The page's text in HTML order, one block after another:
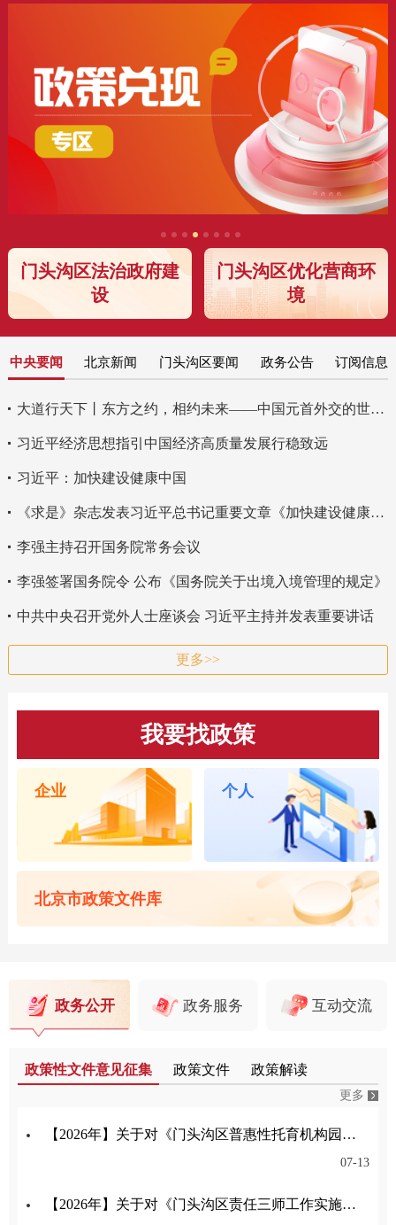
门头沟区法治政府建
设
门头沟区优化营商环
境
中央要闻 北京新闻 门头沟区要闻 政务公告 订阅信息
大道行天下丨东方之约，相约未来——中国元首外交的世界情怀与大国气派
习近平经济思想指引中国经济高质量发展行稳致远
习近平：加快建设健康中国
《求是》杂志发表习近平总书记重要文章《加快建设健康中国》
李强主持召开国务院常务会议
李强签署国务院令 公布《国务院关于出境入境管理的规定》
中共中央召开党外人士座谈会 习近平主持并发表重要讲话
更多>>
我要找政策
企业 个人
北京市政策文件库
政务公开 政务服务 互动交流
政策性文件意见征集 政策文件 政策解读
更多
【2026年】关于对《门头沟区普惠性托育机构园所认定与管理实施细则》公开征集意见的公告
07-13
【2026年】关于对《门头沟区责任三师工作实施细则（试行）（征求意见稿）》公开征集意见的公告